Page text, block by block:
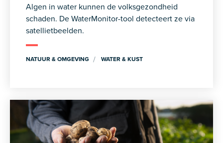
Algen in water kunnen de volksgezondheid
schaden. De WaterMonitor-tool detecteert ze via
satellietbeelden.
NATUUR & OMGEVING WATER & KUST